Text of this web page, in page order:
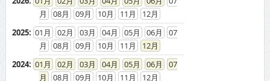
08
09 10 11
12
2025: 01 02 03 04 05 06
07
08
09 10 11
12
2024: 01 02 03 04 05 06
07
08
09 10 11
12